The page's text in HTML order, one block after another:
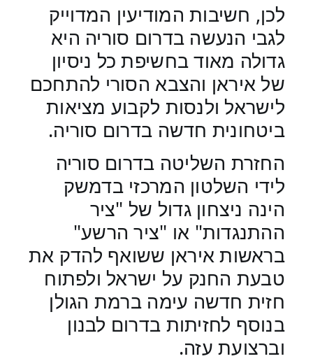
לכן, חשיבות המודיעין המדוייק
לגבי הנעשה בדרום סוריה היא
גדולה מאוד בחשיפת כל ניסיון
של איראן והצבא הסורי להתחכם
לישראל ולנסות לקבוע מציאות
ביטחונית חדשה בדרום סוריה.
החזרת השליטה בדרום סוריה
לידי השלטון המרכזי בדמשק
הינה ניצחון גדול של "ציר
ההתנגדות" או "ציר הרשע"
בראשות איראן ששואף להדק את
טבעת החנק על ישראל ולפתוח
חזית חדשה עימה ברמת הגולן
בנוסף לחזיתות בדרום לבנון
וברצועת עזה.